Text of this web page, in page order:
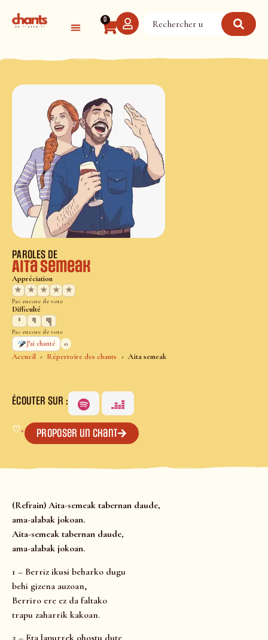
0
Accueil Répertoire des chants Aita semeak
PAROLES DE
Aita semeak
Appréciation
★
★ ★ ★ ★
Pas encore de vote
Difficulté
Pas encore de vote
J’ai chanté
0
ÉCOUTER SUR :
♡+ Proposer un chant
(Refrain) Aita-semeak tabernan daude,
ama-alabak jokoan.
Aita-semeak tabernan daude,
ama-alabak jokoan.
1 – Berriz ikusi beharko dugu
behi gizena auzoan,
Berriro ere ez da faltako
trapu zaharrik kakoan.